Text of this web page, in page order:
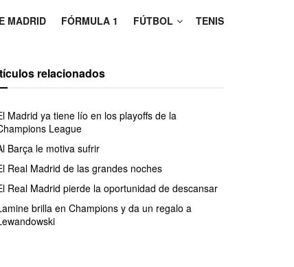
MADRID FÓRMULA 1 FÚTBOL TENIS
relacionados
Madrid ya tiene lío en los playoffs de la
League
Barça le motiva sufrir
Real Madrid de las grandes noches
Real Madrid pierde la oportunidad de descansar
brilla en Champions y da un regalo a